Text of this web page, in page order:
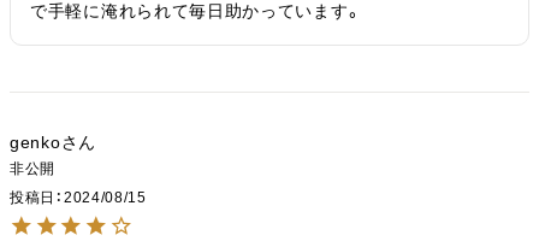
で手軽に淹れられて毎日助かっています。
genko
非公開
投稿日
2024/08/15